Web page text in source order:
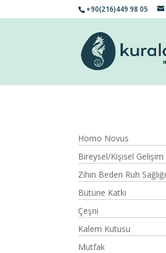
+90(216)449 98 05
Homo Novus
Bireysel/Kişisel Gelişim
Zihin Beden Ruh Sağlığı
Bütüne Katkı
Çeşni
Kalem Kutusu
Mutfak